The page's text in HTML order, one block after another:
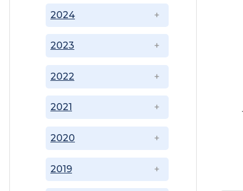
2019
2020
2021
2022
2023
2024